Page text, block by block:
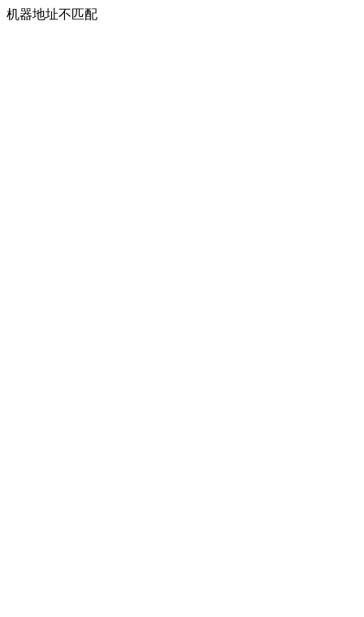
机器地址不匹配